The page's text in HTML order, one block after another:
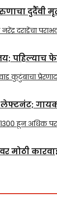
दुर्दैवी
मोठी